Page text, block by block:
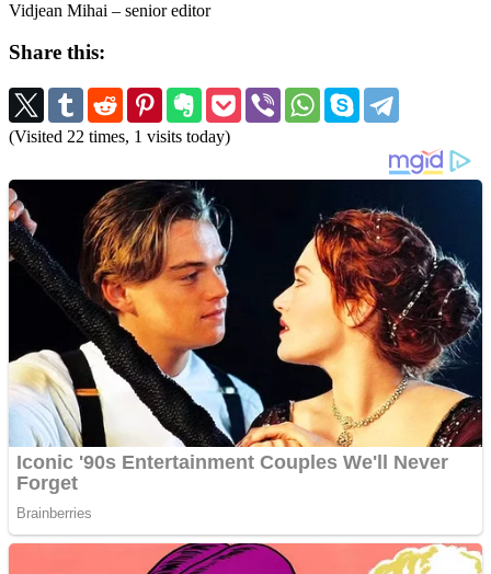
Vidjean Mihai – senior editor
Share this:
(Visited 22 times, 1 visits today)